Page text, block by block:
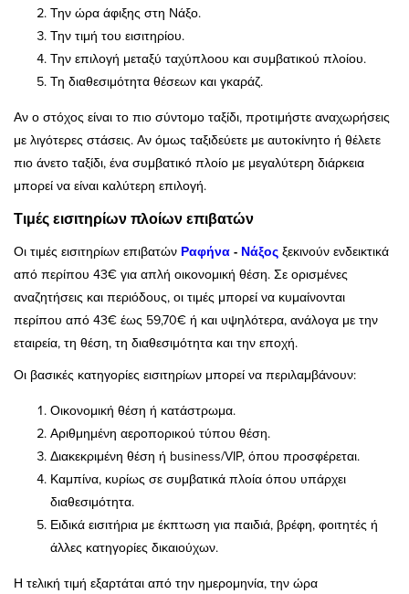
Την ώρα άφιξης στη Νάξο.
Την τιμή του εισιτηρίου.
Την επιλογή μεταξύ ταχύπλοου και συμβατικού πλοίου.
Τη διαθεσιμότητα θέσεων και γκαράζ.
Αν ο στόχος είναι το πιο σύντομο ταξίδι, προτιμήστε αναχωρήσεις
με λιγότερες στάσεις. Αν όμως ταξιδεύετε με αυτοκίνητο ή θέλετε
πιο άνετο ταξίδι, ένα συμβατικό πλοίο με μεγαλύτερη διάρκεια
μπορεί να είναι καλύτερη επιλογή.
Τιμές εισιτηρίων πλοίων επιβατών
Οι τιμές εισιτηρίων επιβατών Ραφήνα - Νάξος ξεκινούν ενδεικτικά
από περίπου 43€ για απλή οικονομική θέση. Σε ορισμένες
αναζητήσεις και περιόδους, οι τιμές μπορεί να κυμαίνονται
περίπου από 43€ έως 59,70€ ή και υψηλότερα, ανάλογα με την
εταιρεία, τη θέση, τη διαθεσιμότητα και την εποχή.
Οι βασικές κατηγορίες εισιτηρίων μπορεί να περιλαμβάνουν:
Οικονομική θέση ή κατάστρωμα.
Αριθμημένη αεροπορικού τύπου θέση.
Διακεκριμένη θέση ή business/VIP, όπου προσφέρεται.
Καμπίνα, κυρίως σε συμβατικά πλοία όπου υπάρχει
διαθεσιμότητα.
Ειδικά εισιτήρια με έκπτωση για παιδιά, βρέφη, φοιτητές ή
άλλες κατηγορίες δικαιούχων.
Η τελική τιμή εξαρτάται από την ημερομηνία, την ώρα